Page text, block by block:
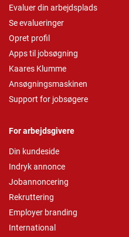
Evaluer din arbejdsplads
Se evalueringer
Opret profil
Apps til jobsøgning
Kaares Klumme
Ansøgningsmaskinen
Support for jobsøgere
For arbejdsgivere
Din kundeside
Indryk annonce
Jobannoncering
Rekruttering
Employer branding
International